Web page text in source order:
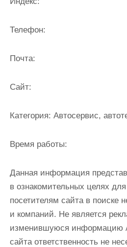
Телефон:
Почта:
Cайт:
Категория: Автосервис,
Время работы:
Данная информация
в ознакомительных целях
посетителям сайта в поиске
и компаний. Не является
изменившуюся информацию
сайта ответственность не